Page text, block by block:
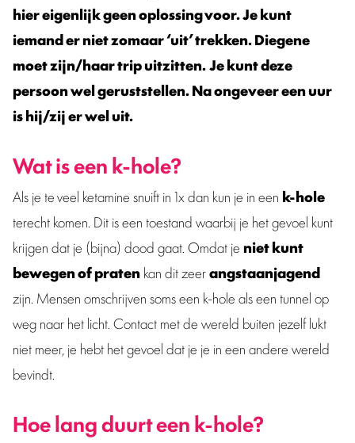
hier eigenlijk geen oplossing voor. Je kunt
iemand er niet zomaar ‘uit’ trekken. Diegene
moet zijn/haar trip uitzitten.Je kunt deze
persoon wel geruststellen. Na ongeveer een uur
is hij/zij er wel uit.
Wat is een k-hole?
Als je te veel ketamine snuift in 1x dan kun je in een k-hole
terecht komen. Dit is een toestand waarbij je het gevoel kunt
krijgen dat je (bijna) dood gaat. Omdat jeniet kunt
bewegen of pratenkan dit zeerangstaanjagend
zijn. Mensen omschrijven soms een k-hole als een tunnel op
weg naar het licht. Contact met de wereld buiten jezelf lukt
niet meer, je hebt het gevoel dat je je in een andere wereld
bevindt.
Hoe lang duurt een k-hole?